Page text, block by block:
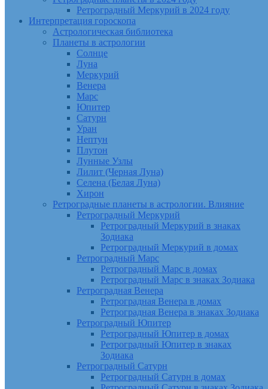
Ретроградный Меркурий в 2024 году
Интерпретация гороскопа
Астрологическая библиотека
Планеты в астрологии
Солнце
Луна
Меркурий
Венера
Марс
Юпитер
Сатурн
Уран
Нептун
Плутон
Лунные Узлы
Лилит (Черная Луна)
Селена (Белая Луна)
Хирон
Ретроградные планеты в астрологии. Влияние
Ретроградный Меркурий
Ретроградный Меркурий в знаках
Зодиака
Ретроградный Меркурий в домах
Ретроградный Марс
Ретроградный Марс в домах
Ретроградный Марс в знаках Зодиака
Ретроградная Венера
Ретроградная Венера в домах
Ретроградная Венера в знаках Зодиака
Ретроградный Юпитер
Ретроградный Юпитер в домах
Ретроградный Юпитер в знаках
Зодиака
Ретроградный Сатурн
Ретроградный Сатурн в домах